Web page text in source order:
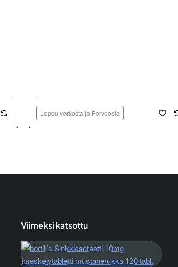
Loppu verkosta ja Porvoosta
Viimeksi katsottu